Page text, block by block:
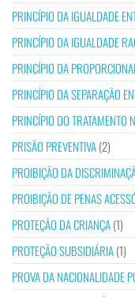
PRINCÍPIO DA IGUALDADE
PRINCÍPIO DA IGUALDADE
PRINCÍPIO DA
PRINCÍPIO DA SEPARAÇÃO
PRINCÍPIO DO TRATAMENTO
PRISÃO PREVENTIVA(2)
PROIBIÇÃO DA
PROIBIÇÃO DE PENAS
PROTEÇÃO DA CRIANÇA(1)
PROTEÇÃO SUBSIDIÁRIA(1)
PROVA DA NACIONALIDADE